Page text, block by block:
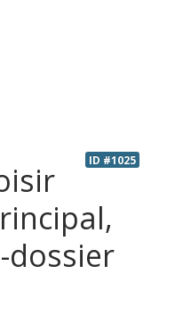
ID #1025
dossier